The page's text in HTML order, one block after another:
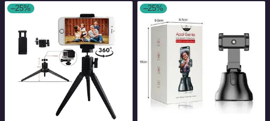
–25% –25%